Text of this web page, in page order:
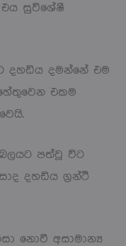
සුවිශේෂී
දහඩිය දමන්නේ එම
එකම
පත්වූ විට
දහඩිය ග්‍රන්ථි
නොවී අසාමාන්‍ය